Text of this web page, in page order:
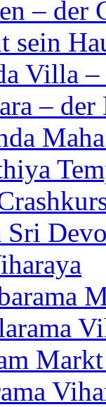
– der
sein
Villa
–
Sri